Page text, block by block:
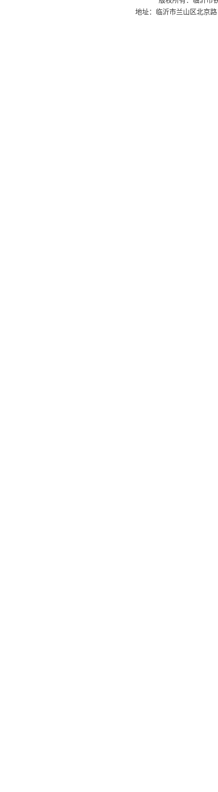
地址：临沂市兰山区北京路